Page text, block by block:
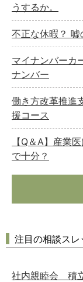
うするか。
不正な休暇？ 嘘
マイナンバーカ
ナンバー
働き方改革推進
援コース
【Q＆A】産業
で十分？
注目の相談スレ
社内親睦会 積